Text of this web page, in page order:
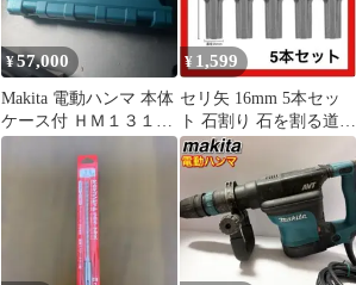
¥57,000
Makita 電動ハンマ 本体
ケース付 ＨＭ１３１７
Ｃ
¥ 1,599
セリ矢 16mm 5本セッ
ト 石割り 石を割る道具
コンクリート ハンマ
ードリル